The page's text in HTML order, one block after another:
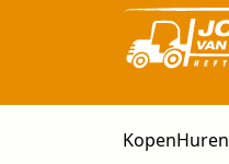
KopenHuren